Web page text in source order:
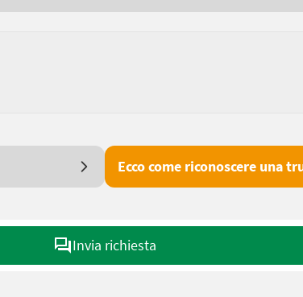
Ecco come riconoscere una
Invia richiesta